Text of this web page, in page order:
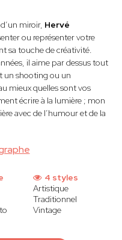
miroir, Hervé
ou représenter votre
sa touche de créativité.
il aime par dessus tout
un shooting ou un
mieux quelles sont vos
écrire à la lumière ; mon
avec de l’humour et de la
4 styles
Artistique
Traditionnel
Vintage